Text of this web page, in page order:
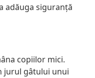
adăuga siguranță
copiilor mici.
jurul gâtului unui